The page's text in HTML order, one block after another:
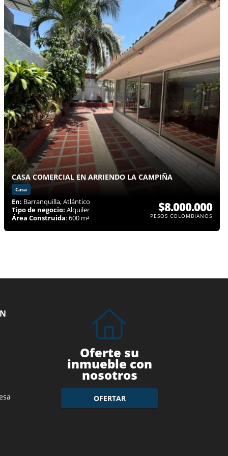
CASA COMERCIAL EN ARRIENDO LA CAMPIÑA
Casa
En: Barranquilla, Atlántico
Tipo de negocio: Alquiler
Área Construida: 600 m²
$8.000.000
PESOS COLOMBIANOS
Oferte su
inmueble con
nosotros
OFERTAR